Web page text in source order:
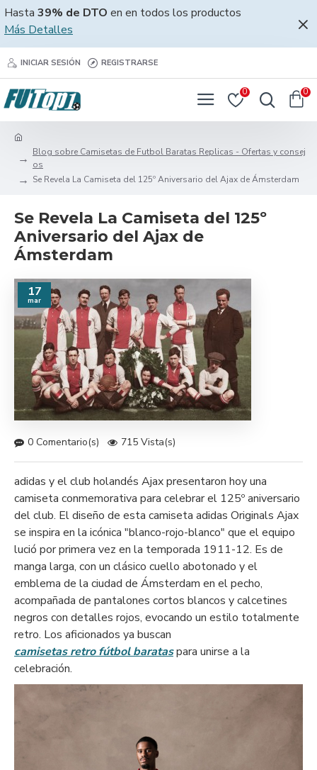
Hasta 39% de DTO en en todos los productos
Más Detalles
INICIAR SESIÓN REGISTRARSE
0 0
Blog sobre Camisetas de Futbol Baratas Replicas - Ofertas y consej
os
Se Revela La Camiseta del 125º Aniversario del Ajax de Ámsterdam
Se Revela La Camiseta del 125º
Aniversario del Ajax de
Ámsterdam
17
mar
0 Comentario(s) 715 Vista(s)
adidas y el club holandés Ajax presentaron hoy una
camiseta conmemorativa para celebrar el 125º aniversario
del club. El diseño de esta camiseta adidas Originals Ajax
se inspira en la icónica "blanco-rojo-blanco" que el equipo
lució por primera vez en la temporada 1911-12. Es de
manga larga, con un clásico cuello abotonado y el
emblema de la ciudad de Ámsterdam en el pecho,
acompañada de pantalones cortos blancos y calcetines
negros con detalles rojos, evocando un estilo totalmente
retro. Los aficionados ya buscan
camisetas retro fútbol barataspara unirse a la
celebración.